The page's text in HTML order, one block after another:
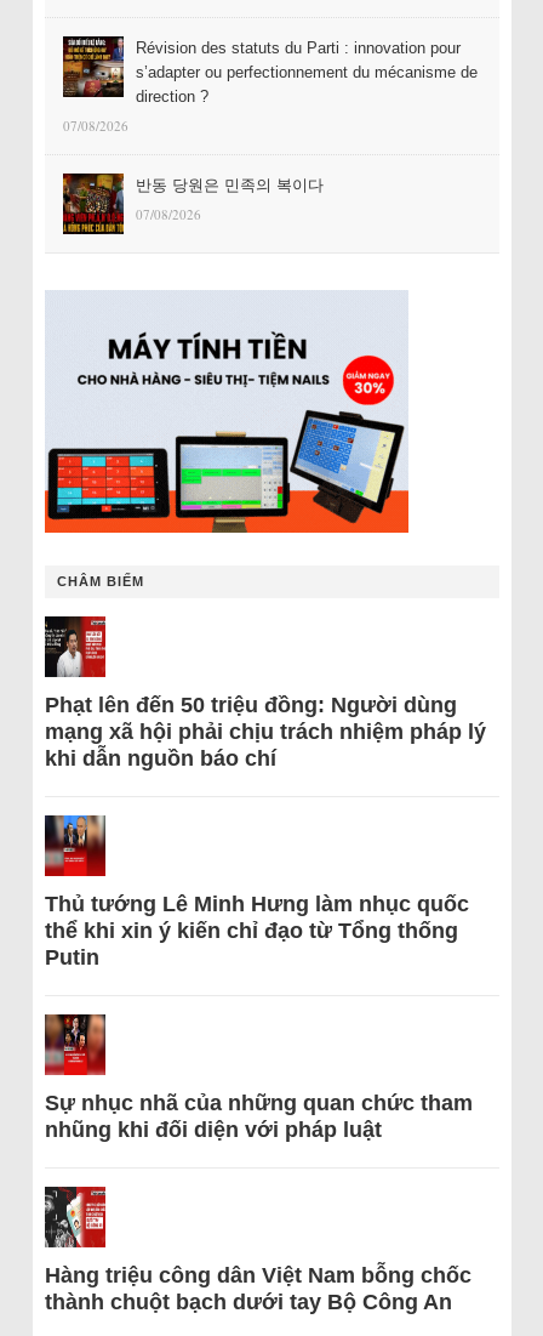
Révision des statuts du Parti : innovation pour
s’adapter ou perfectionnement du mécanisme de
direction ?
07/08/2026
반동 당원은 민족의 복이다
07/08/2026
CHÂM BIẾM
Phạt lên đến 50 triệu đồng: Người dùng
mạng xã hội phải chịu trách nhiệm pháp lý
khi dẫn nguồn báo chí
Thủ tướng Lê Minh Hưng làm nhục quốc
thể khi xin ý kiến chỉ đạo từ Tổng thống
Putin
Sự nhục nhã của những quan chức tham
nhũng khi đối diện với pháp luật
Hàng triệu công dân Việt Nam bỗng chốc
thành chuột bạch dưới tay Bộ Công An